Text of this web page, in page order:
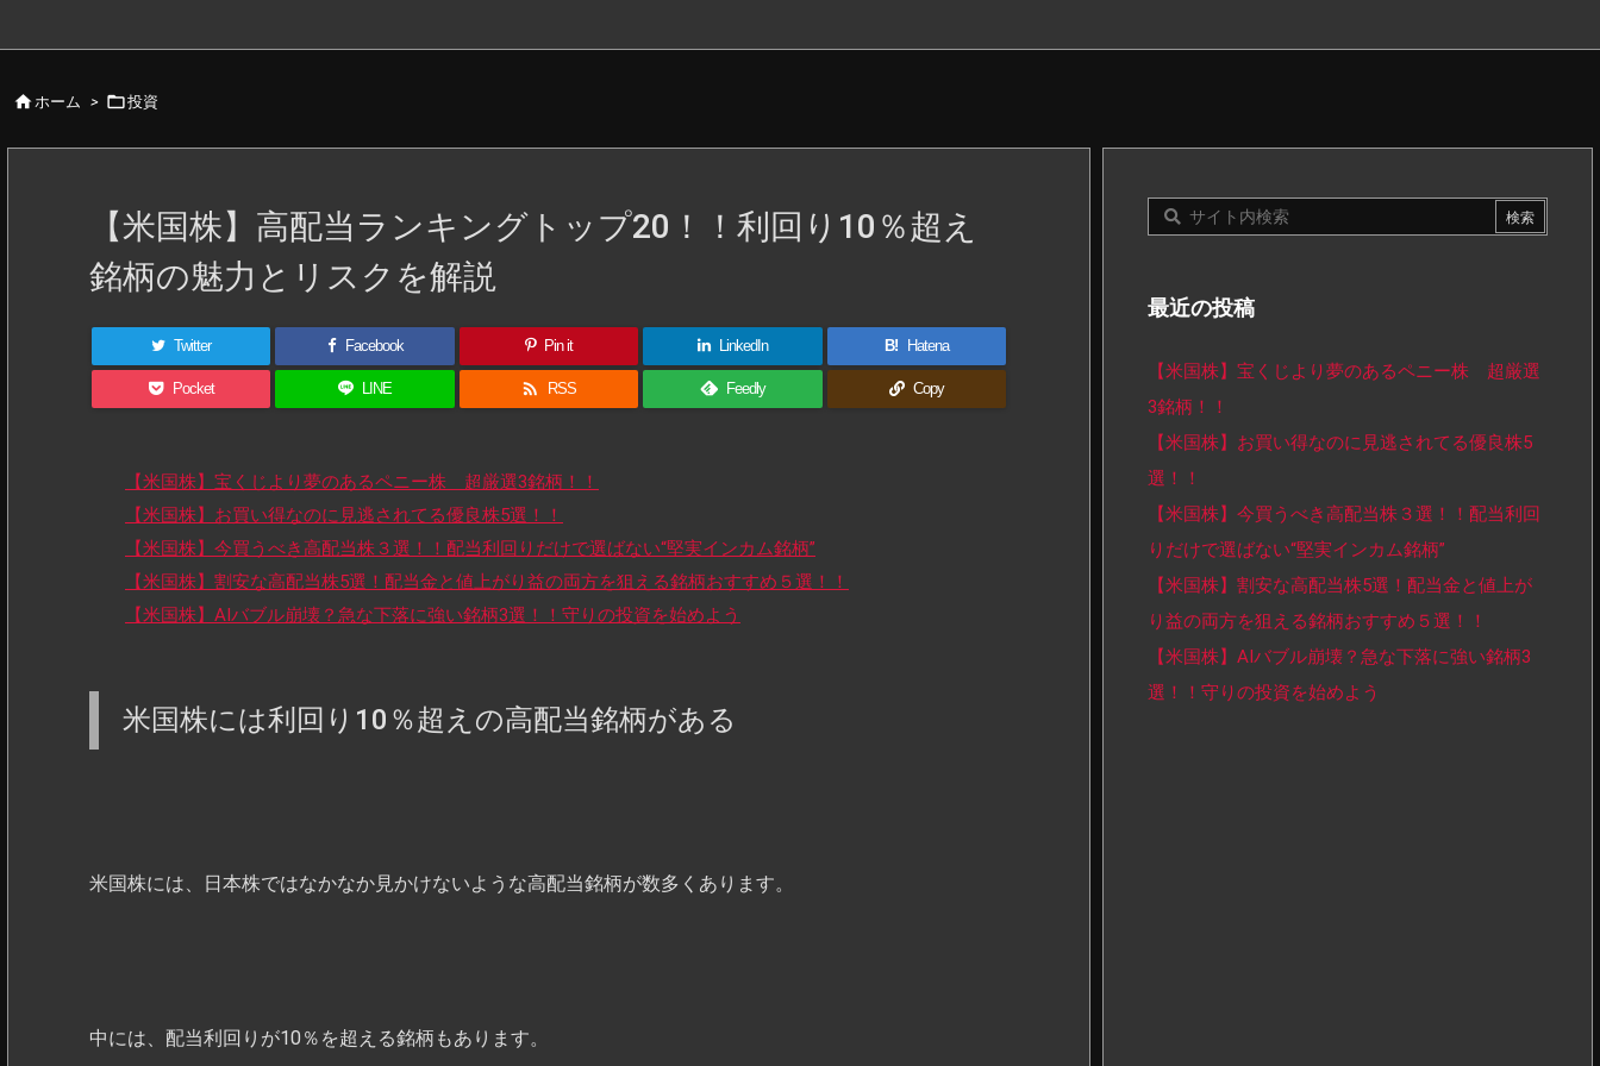
ホーム > 投資
【米国株】高配当ランキングトップ20！！利回り10％超え
銘柄の魅力とリスクを解説
Twitter Facebook Pin it LinkedIn B! Hatena
Pocket LINE  RSS Feedly Copy
【米国株】宝くじより夢のあるペニー株 超厳選3銘柄！！
【米国株】お買い得なのに見逃されてる優良株5選！！
【米国株】今買うべき高配当株３選！！配当利回りだけで選ばない“堅実インカム銘柄”
【米国株】割安な高配当株5選！配当金と値上がり益の両方を狙える銘柄おすすめ５選！！
【米国株】AIバブル崩壊？急な下落に強い銘柄3選！！守りの投資を始めよう
米国株には利回り10％超えの高配当銘柄がある
米国株には、日本株ではなかなか見かけないような高配当銘柄が数多くあります。
中には、配当利回りが10％を超える銘柄もあります。
最近の投稿
【米国株】宝くじより夢のあるペニー株 超厳選
3銘柄！！
【米国株】お買い得なのに見逃されてる優良株5
選！！
【米国株】今買うべき高配当株３選！！配当利回
りだけで選ばない“堅実インカム銘柄”
【米国株】割安な高配当株5選！配当金と値上が
り益の両方を狙える銘柄おすすめ５選！！
【米国株】AIバブル崩壊？急な下落に強い銘柄3
選！！守りの投資を始めよう